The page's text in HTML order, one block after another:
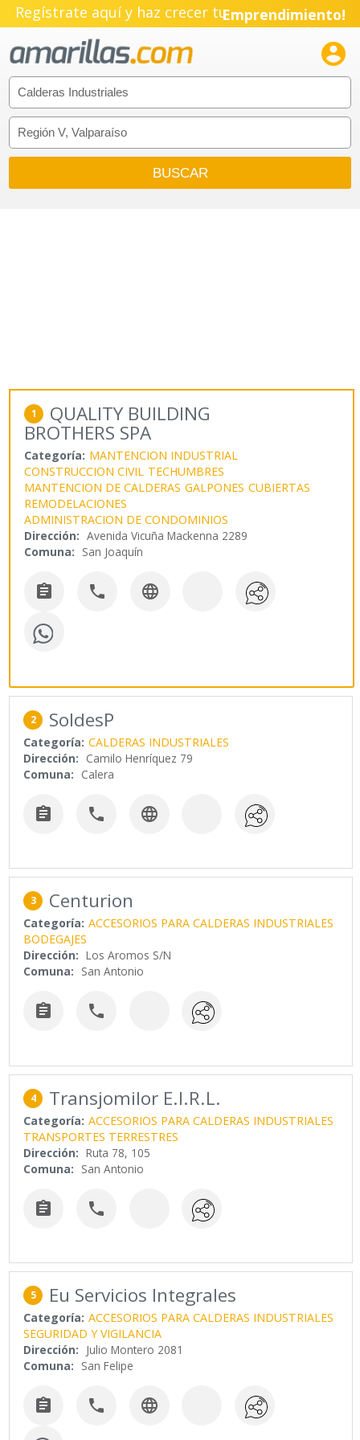
Regístrate aquí y haz crecer tuEmprendimiento!

1 QUALITY BUILDING
BROTHERS SPA
Categoría: MANTENCION INDUSTRIAL
CONSTRUCCION CIVIL TECHUMBRES
MANTENCION DE CALDERAS GALPONES CUBIERTAS
REMODELACIONES
ADMINISTRACION DE CONDOMINIOS
Dirección: Avenida Vicuña Mackenna 2289
Comuna: San Joaquín
  
2 SoldesP
Categoría: CALDERAS INDUSTRIALES
Dirección: Camilo Henríquez 79
Comuna: Calera
  
3 Centurion
Categoría: ACCESORIOS PARA CALDERAS INDUSTRIALES
BODEGAJES
Dirección: Los Aromos S/N
Comuna: San Antonio
 
4 Transjomilor E.I.R.L.
Categoría: ACCESORIOS PARA CALDERAS INDUSTRIALES
TRANSPORTES TERRESTRES
Dirección: Ruta 78, 105
Comuna: San Antonio
 
5 Eu Servicios Integrales
Categoría: ACCESORIOS PARA CALDERAS INDUSTRIALES
SEGURIDAD Y VIGILANCIA
Dirección: Julio Montero 2081
Comuna: San Felipe
  